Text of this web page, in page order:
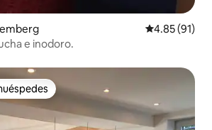
Calificación
4.85 (91)
e inodoro.
entre huéspedes